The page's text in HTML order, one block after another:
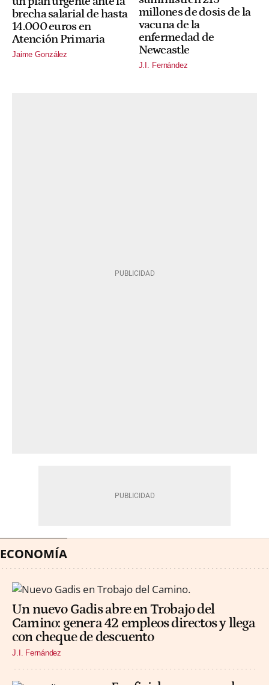
brecha salarial de hasta
14.000 euros en
Atención Primaria
Jaime González
millones de dosis de la
vacuna de la
enfermedad de
Newcastle
J.I. Fernández
ECONOMÍA
Un nuevo Gadis abre en Trobajo del
Camino: genera 42 empleos directos y llega
con cheque de descuento
J.I. Fernández